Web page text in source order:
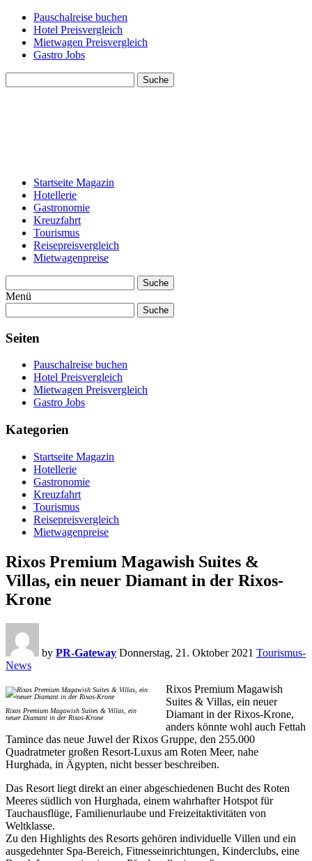
Pauschalreise buchen
Hotel Preisvergleich
Mietwagen Preisvergleich
Gastro Jobs
Suche
Startseite Magazin
Hotellerie
Gastronomie
Kreuzfahrt
Tourismus
Reisepreisvergleich
Mietwagenpreise
Suche
Menü
Suche
Seiten
Pauschalreise buchen
Hotel Preisvergleich
Mietwagen Preisvergleich
Gastro Jobs
Kategorien
Startseite Magazin
Hotellerie
Gastronomie
Kreuzfahrt
Tourismus
Reisepreisvergleich
Mietwagenpreise
Rixos Premium Magawish Suites &
Villas, ein neuer Diamant in der Rixos-
Krone
by PR-Gateway Donnerstag, 21. Oktober 2021 Tourismus-
News
Rixos Premium Magawish Suites & Villas, ein
neuer Diamant in der Rixos-Krone
Rixos Premium Magawish
Suites & Villas, ein neuer
Diamant in der Rixos-Krone,
anders könnte wohl auch Fettah
Tamince das neue Juwel der Rixos Gruppe, den 255.000
Quadratmeter großen Resort-Luxus am Roten Meer, nahe
Hurghada, in Ägypten, nicht besser beschreiben.
Das Resort liegt direkt an einer abgeschiedenen Bucht des Roten
Meeres südlich von Hurghada, einem wahrhafter Hotspot für
Tauchausflüge, Familienurlaube und Freizeitaktivitäten von
Weltklasse.
Zu den Highlights des Resorts gehören individuelle Villen und ein
ausgedehnter Spa-Bereich, Fitnesseinrichtungen, Kinderclubs, eine